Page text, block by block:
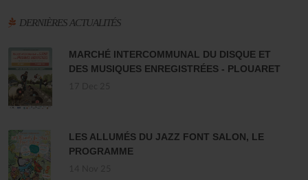
DERNIÈRES ACTUALITÉS
MARCHÉ INTERCOMMUNAL DU DISQUE ET
DES MUSIQUES ENREGISTRÉES - PLOUARET
LES ALLUMÉS DU JAZZ FONT SALON, LE
PROGRAMME